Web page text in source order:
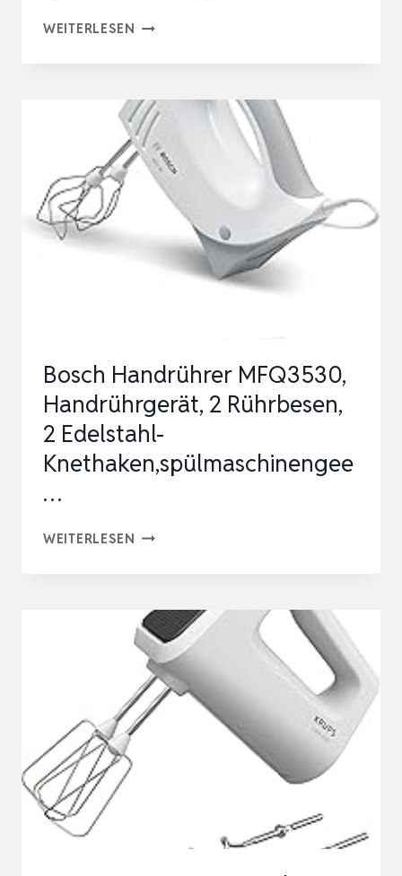
WEITERLESEN BOSCH
HANDRÜHRGERÄT,
2
RÜHRBESEN,
EDELSTAHL-
KNETHAKEN,
SPÜLMASCHINENGE…
Bosch Handrührer MFQ3530,
Handrührgerät, 2 Rührbesen,
2 Edelstahl-
Knethaken,spülmaschinengee
…
WEITERLESEN BOSCH
HANDRÜHRGERÄT,
2
RÜHRBESEN,
2
EDELSTAHL-
KNETHAKEN,SPÜLMASCHINENGEE…